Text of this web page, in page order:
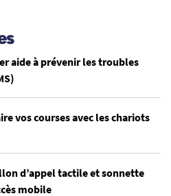
aide à prévenir les troubles
vos courses avec les chariots
d’appel tactile et sonnette
mobile